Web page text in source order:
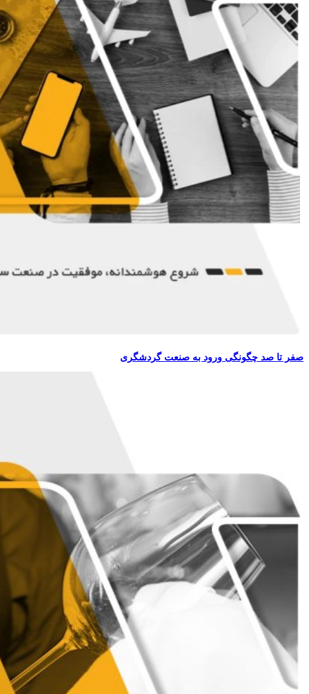
صفر تا صد چگونگی ورود به صنعت گردشگری